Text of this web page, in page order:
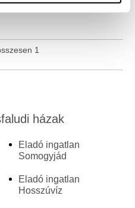
elemzéséhez. Ezenkívül
elemező partnereinkkel
1
házak
Eladó ingatlan
Somogyjád
Eladó ingatlan
Hosszúvíz